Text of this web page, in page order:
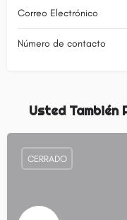
Correo Electrónico
Número de contacto
Usted También
CERRADO